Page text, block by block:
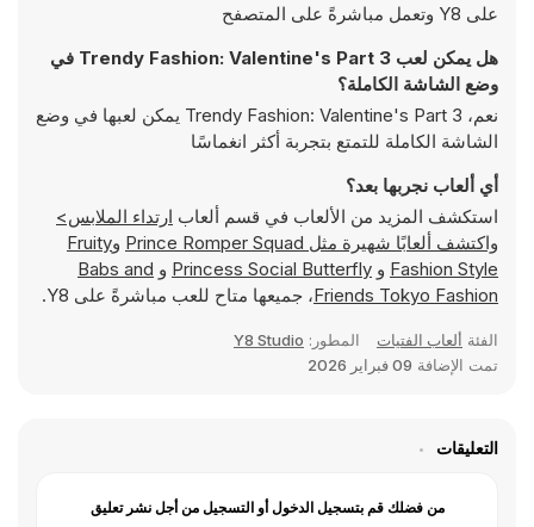
على Y8 وتعمل مباشرةً على المتصفح
هل يمكن لعب Trendy Fashion: Valentine's Part 3 في
وضع الشاشة الكاملة؟
نعم، Trendy Fashion: Valentine's Part 3 يمكن لعبها في وضع
الشاشة الكاملة للتمتع بتجربة أكثر انغماسًا
أي ألعاب نجربها بعد؟
استكشف المزيد من الألعاب في قسم ألعاب ارتداء الملابس>
واكتشف ألعابًا شهيرة مثل Prince Romper Squad وFruity
Fashion Style و Princess Social Butterfly و Babs and
Friends Tokyo Fashion، جميعها متاح للعب مباشرةً على Y8.
الفئة ألعاب الفتيات المطور: Y8 Studio
تمت الإضافة 09 فبراير 2026
التعليقات
من فضلك قم بتسجيل الدخول أو التسجيل من أجل نشر تعليق